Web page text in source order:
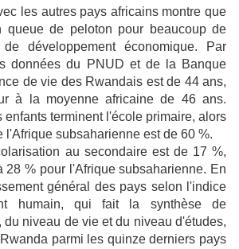
les autres pays africains montre que
queue de peloton pour beaucoup de
développement économique. Par
données du PNUD et de la Banque
de vie des Rwandais est de 44 ans,
à la moyenne africaine de 46 ans.
enfants terminent l'école primaire, alors
l'Afrique subsaharienne est de 60 %.
au secondaire est de 17 %,
28 % pour l'Afrique subsaharienne. En
général des pays selon l'indice
humain, qui fait la synthèse de
du niveau de vie et du niveau d'études,
parmi les quinze derniers pays